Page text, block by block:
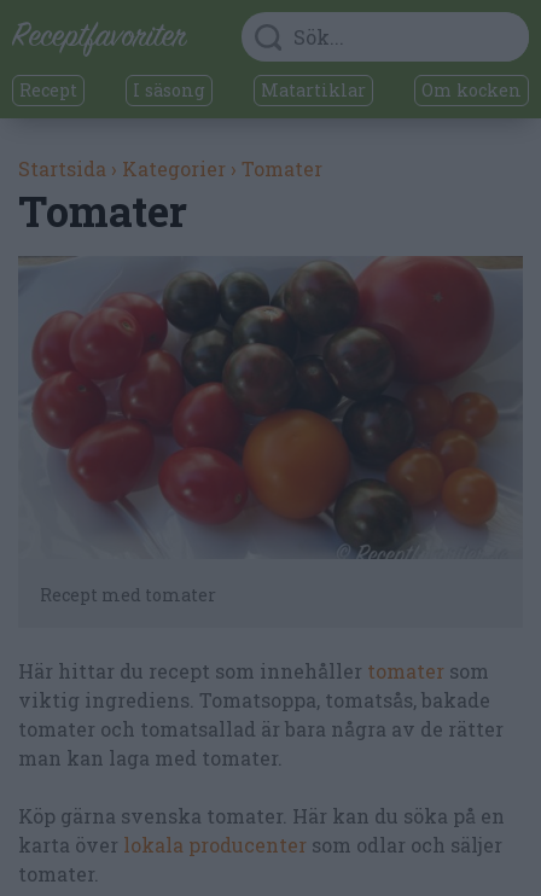
Recept I säsong Matartiklar Om kocken
Startsida › Kategorier › Tomater
Tomater
Recept med tomater
Här hittar du recept som innehåller tomater som
viktig ingrediens. Tomatsoppa, tomatsås, bakade
tomater och tomatsallad är bara några av de rätter
man kan laga med tomater.
Köp gärna svenska tomater. Här kan du söka på en
karta över lokala producenter som odlar och säljer
tomater.